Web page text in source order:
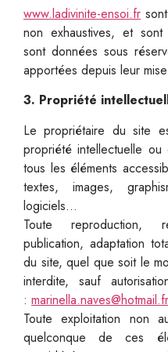
www.ladivinite-ensoi.fr
non exhaustives, et sont
sont données sous
apportées depuis leur
3. Propriété
Le propriétaire du site
propriété intellectuelle ou
tous les éléments
textes, images,
logiciels…
Toute reproduction,
publication, adaptation
du site, quel que soit le
interdite, sauf
: marinella.naves@hotmail.fr
Toute exploitation non
quelconque de ces